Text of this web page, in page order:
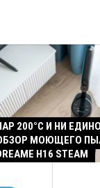
200°C И НИ
МОЮЩЕГО
H16 STEAM